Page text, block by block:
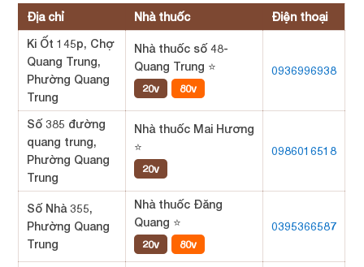
Địa chỉ Nhà thuốc
Điện thoại
Ki Ốt 145p, Chợ
Quang Trung,
Phường Quang
Trung
Nhà thuốc số 48-
Quang Trung ⭐
20v 80v
0936996938
Số 385 đường
quang trung,
Phường Quang
Trung
Nhà thuốc Mai Hương
⭐
20v
0986016518
Số Nhà 355,
Phường Quang
Trung
Nhà thuốc Đăng
Quang ⭐
20v 80v
0395366587